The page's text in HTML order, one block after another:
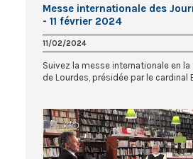
Messe internationale des
- 11 février 2024
11/02/2024
Suivez la messe internationale en
de Lourdes, présidée par le cardinal